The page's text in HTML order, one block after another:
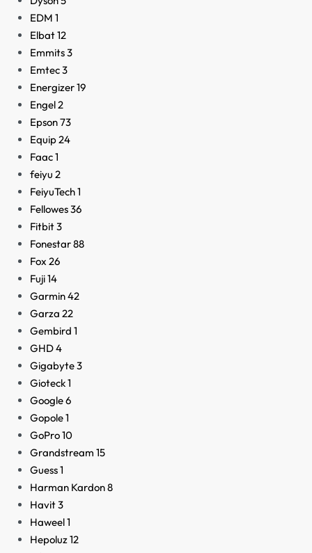
EDM 1
Elbat12
Emmits3
Emtec3
Energizer19
Engel2
Epson73
Equip24
Faac1
feiyu 2
FeiyuTech1
Fellowes36
Fitbit3
Fonestar88
Fox 26
Fuji14
Garmin42
Garza 22
Gembird 1
GHD4
Gigabyte3
Gioteck1
Google6
Gopole1
GoPro10
Grandstream 15
Guess1
Harman Kardon8
Havit3
Haweel1
Hepoluz12